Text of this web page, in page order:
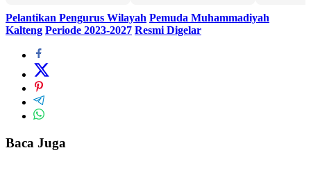
Pelantikan Pengurus Wilayah Pemuda Muhammadiyah
Kalteng Periode 2023-2027 Resmi Digelar
Baca Juga